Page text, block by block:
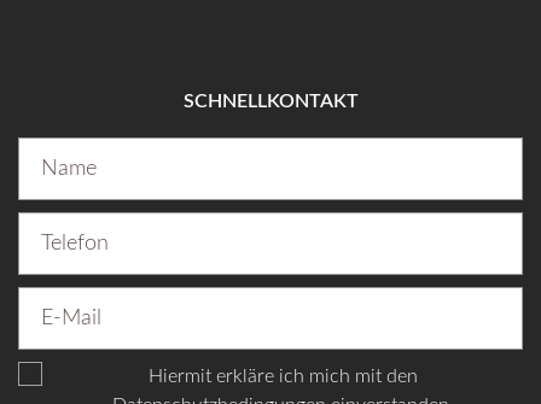
SCHNELLKONTAKT
Hiermit erkläre ich mich mit den